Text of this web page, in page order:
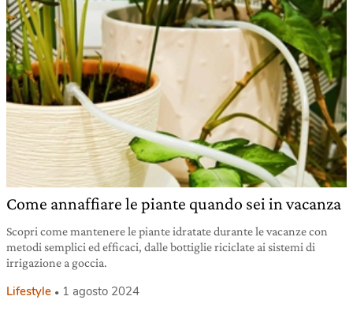
Come annaffiare le piante quando sei in vacanza
Scopri come mantenere le piante idratate durante le vacanze con
metodi semplici ed efficaci, dalle bottiglie riciclate ai sistemi di
irrigazione a goccia.
Lifestyle 1 agosto 2024